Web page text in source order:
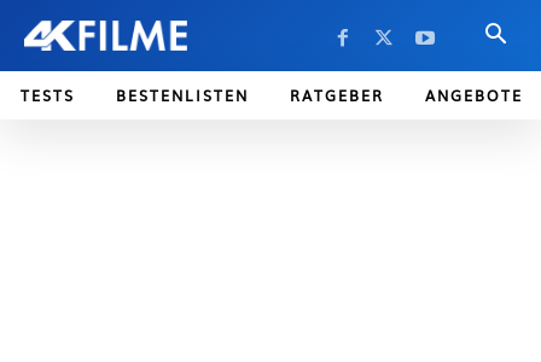
TESTS BESTENLISTEN RATGEBER ANGEBOTE